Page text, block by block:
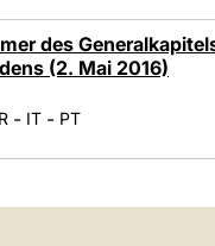
des
(2. Mai 2016)
- IT - PT